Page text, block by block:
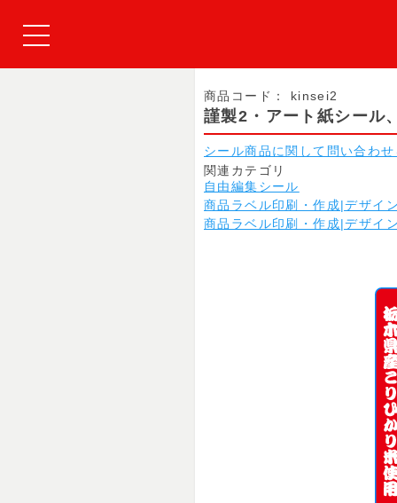
商品コード： kinsei2
謹製2・アート紙シール
シール商品に関して問い合わ
関連カテゴリ
自由編集シール
商品ラベル印刷・作成|デザイ
商品ラベル印刷・作成|デザイ